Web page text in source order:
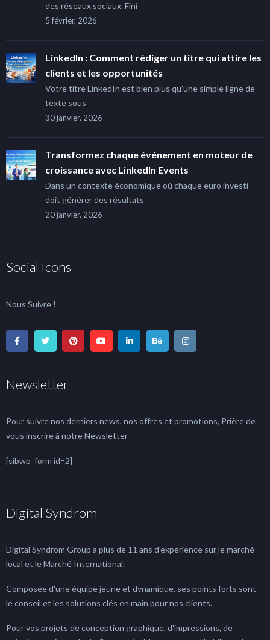
des réseaux sociaux. Fini
5 février, 2026
LinkedIn : Comment rédiger un titre qui attire les
clients et les opportunités
Votre titre LinkedIn est bien plus qu’une simple ligne de
texte sous
30 janvier, 2026
Transformez chaque événement en moteur de
croissance avec LinkedIn Events
Dans un contexte économique où chaque euro investi
doit générer des résultats
20 janvier, 2026
Social Icons
Nous Suivre !
Newsletter
Pour suivre nos derniers news, nos offres et promotions, Prière de
vous inscrire à notre Newsletter
[sibwp_form id=2]
Digital Syndrom
Digital Syndrom Group a plus de 11 ans d'expérience sur le marché
local et le Marché International.
Composée d'une équipe jeune et dynamique, ses points forts sont
le conseil et les solutions clés en main pour nos clients.
Pour vos projets de conception graphique, d'impressions, de